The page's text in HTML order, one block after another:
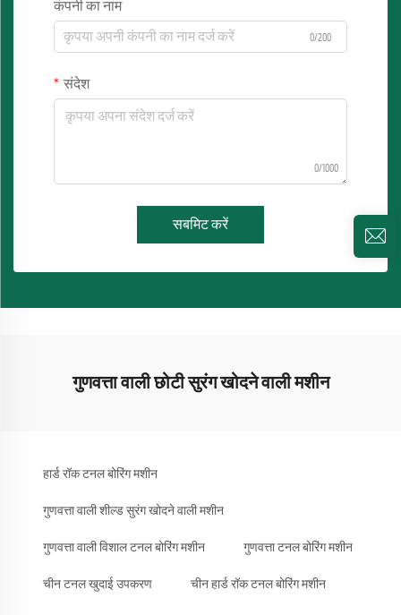
कंपनी का नाम
0/200
संदेश
0/1000
सबमिट करें
गुणवत्ता वाली छोटी सुरंग खोदने वाली मशीन
हार्ड रॉक टनल बोरिंग मशीन
गुणवत्ता वाली शील्ड सुरंग खोदने वाली मशीन
गुणवत्ता वाली विशाल टनल बोरिंग मशीन गुणवत्ता टनल बोरिंग मशीन
चीन टनल खुदाई उपकरण चीन हार्ड रॉक टनल बोरिंग मशीन